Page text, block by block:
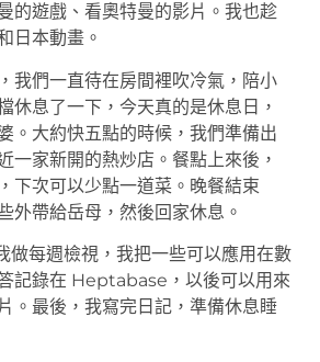
的遊戲、看奧特曼的影片。我也趁
日本動畫。
我們一直待在房間裡吹冷氣，陪小
休息了一下，今天真的是休息日，
。大約快五點的時候，我們準備出
一家新開的熱炒店。餐點上來後，
下次可以少點一道菜。晚餐結束
外帶給岳母，然後回家休息。
做每週檢視，我把一些可以應用在數
記錄在 Heptabase，以後可以用來
。最後，我寫完日記，準備休息睡